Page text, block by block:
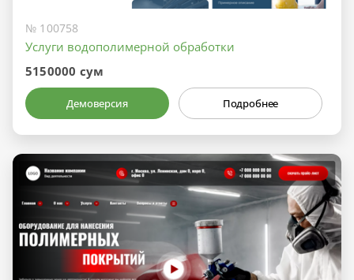
№ 100758
Услуги водополимерной обработки
5150000 сум
Демоверсия Подробнее